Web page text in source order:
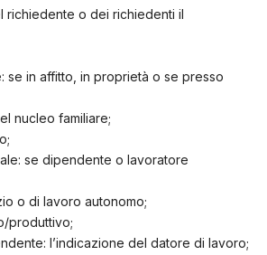
richiedente o dei richiedenti il
se in affitto, in proprietà o se presso
nucleo familiare;
se dipendente o lavoratore
o di lavoro autonomo;
produttivo;
l’indicazione del datore di lavoro;